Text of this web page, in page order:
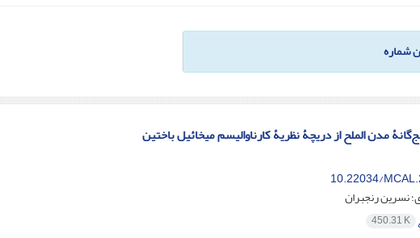
شماره
مدن الملح از دریچۀ نظریۀ کارناوالیسم میخائیل باختین
10.22034/
نسرین رنجبران
450.31 K